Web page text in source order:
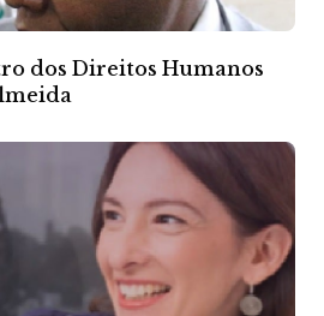
dos Direitos Humanos